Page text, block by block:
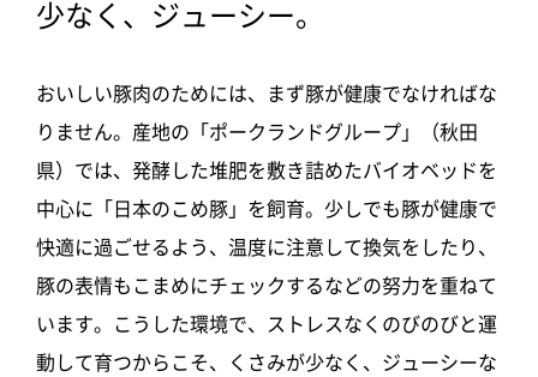
少なく、ジューシー。
おいしい豚肉のためには、まず豚が健康でなければな
りません。産地の「ポークランドグループ」（秋田
県）では、発酵した堆肥を敷き詰めたバイオベッドを
中心に「日本のこめ豚」を飼育。少しでも豚が健康で
快適に過ごせるよう、温度に注意して換気をしたり、
豚の表情もこまめにチェックするなどの努力を重ねて
います。こうした環境で、ストレスなくのびのびと運
動して育つからこそ、くさみが少なく、ジューシーな